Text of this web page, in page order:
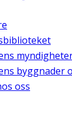
byggnader
oss